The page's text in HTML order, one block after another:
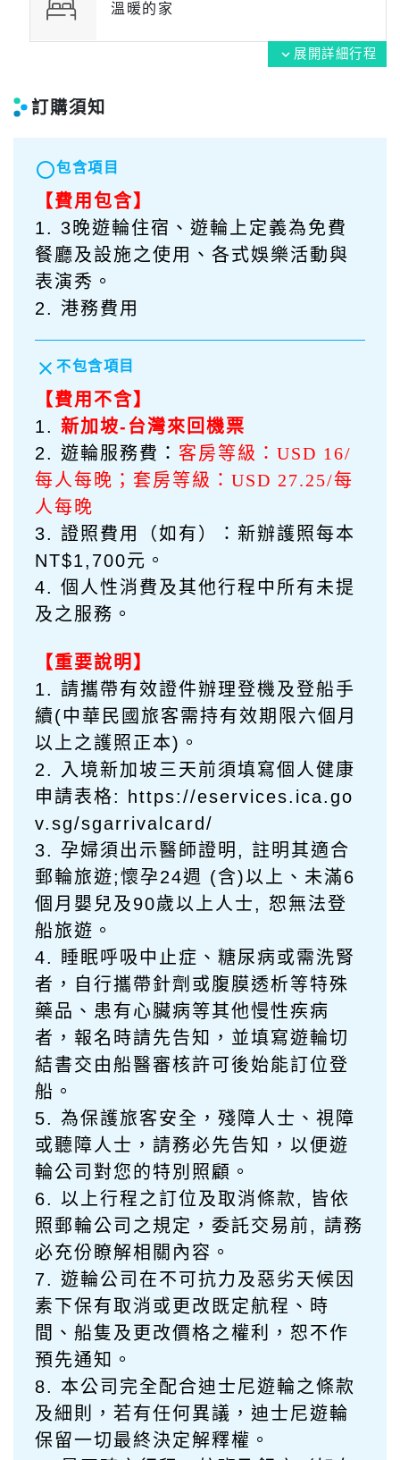
訂購須知
radio_button_unchecked包含項目
【費用包含】
1. 3晚遊輪住宿、遊輪上定義為免費
餐廳及設施之使用、各式娛樂活動與
表演秀。
2. 港務費用
clear 不包含項目
【費用不含】
1. 新加坡-台灣來回機票
2. 遊輪服務費： 客房等級： USD 16/
每人每晚；套房等級：USD 27.25/每
人每晚
3. 證照費用（如有）：新辦護照每本
NT$1,700元。
4. 個人性消費及其他行程中所有未提
及之服務。
【重要說明】
1. 請攜帶有效證件辦理登機及登船手
續(中華民國旅客需持有效期限六個月
以上之護照正本)。
2. 入境新加坡三天前須填寫個人健康
申請表格: https://eservices.ica.go
v.sg/sgarrivalcard/
3. 孕婦須出示醫師證明, 註明其適合
郵輪旅遊;懷孕24週 (含)以上、未滿6
個月嬰兒及90歲以上人士, 恕無法登
船旅遊。
4. 睡眠呼吸中止症、糖尿病或需洗腎
者，自行攜帶針劑或腹膜透析等特殊
藥品、患有心臟病等其他慢性疾病
者，報名時請先告知，並填寫遊輪切
結書交由船醫審核許可後始能訂位登
船。
5. 為保護旅客安全，殘障人士、視障
或聽障人士，請務必先告知，以便遊
輪公司對您的特別照顧。
6. 以上行程之訂位及取消條款, 皆依
照郵輪公司之規定，委託交易前, 請務
必充份瞭解相關內容。
7. 遊輪公司在不可抗力及惡劣天候因
素下保有取消或更改既定航程、時
間、船隻及更改價格之權利，恕不作
預先通知。
8. 本公司完全配合迪士尼遊輪之條款
及細則，若有任何異議，迪士尼遊輪
保留一切最終決定解釋權。
溫暖的家
expand_more展開詳細行程